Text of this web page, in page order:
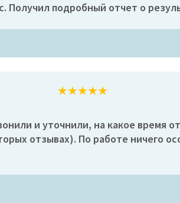
Получил подробный отчет о
и уточнили, на какое время
отзывах). По работе ничего